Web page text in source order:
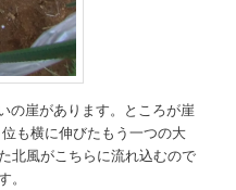
の崖があります。ところが崖
も横に伸びたもう一つの大
北風がこちらに流れ込むので